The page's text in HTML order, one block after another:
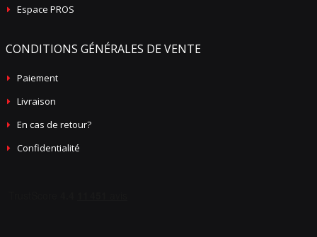
Espace PROS
CONDITIONS GÉNÉRALES DE VENTE
Paiement
Livraison
En cas de retour?
Confidentialité